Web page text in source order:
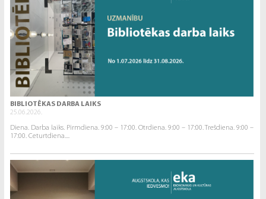
BIBLIOTĒKAS DARBA LAIKS
25.06.2026.
Diena. Darba laiks. Pirmdiena. 9:00 – 17:00. Otrdiena. 9:00 – 17:00. Trešdiena. 9:00 –
17:00. Ceturtdiena....